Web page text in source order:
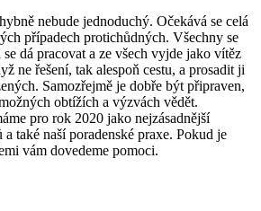
nebude jednoduchý. Očekává se celá
případech protichůdných. Všechny se
dá pracovat a ze všech vyjde jako vítěz
ne řešení, tak alespoň cestu, a prosadit ji
Samozřejmě je dobře být připraven,
obtížích a výzvách vědět.
pro rok 2020 jako nejzásadnější
také naší poradenské praxe. Pokud je
vám dovedeme pomoci.